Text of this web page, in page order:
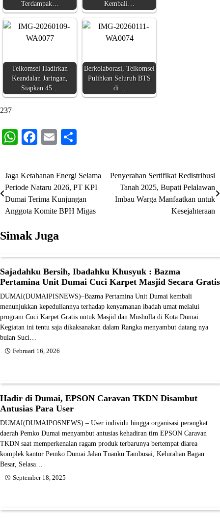
Terdampak… Kembali…
Telkomsel Hadirkan
Keandalan Jaringan,
Siapkan 45…
Berkolaborasi, Telkomsel
Pulihkan Seluruh BTS
di…
237
WhatsApp
Facebook
Email
Navigasi
pos
Jaga Ketahanan Energi Selama
Periode Nataru 2026, PT KPI
Dumai Terima Kunjungan
Anggota Komite BPH Migas
Penyerahan Sertifikat Redistribusi
Tanah 2025, Bupati Pelalawan
Imbau Warga Manfaatkan untuk
Kesejahteraan
Simak Juga
Sajadahku Bersih, Ibadahku Khusyuk : Bazma
Pertamina Unit Dumai Cuci Karpet Masjid Secara Gratis
DUMAI(DUMAIPISNEWS)–Bazma Pertamina Unit Dumai kembali
menunjukkan kepeduliannya terhadap kenyamanan ibadah umat melalui
program Cuci Karpet Gratis untuk Masjid dan Musholla di Kota Dumai.
Kegiatan ini tentu saja dikaksanakan dalam Rangka menyambut datang nya
bulan Suci…
Februari 16, 2026
Hadir di Dumai, EPSON Caravan TKDN Disambut
Antusias Para User
DUMAI(DUMAIPOSNEWS) – User individu hingga organisasi perangkat
daerah Pemko Dumai menyambut antusias kehadiran tim EPSON Caravan
TKDN saat memperkenalan ragam produk terbarunya bertempat diarea
komplek kantor Pemko Dumai Jalan Tuanku Tambusai, Kelurahan Bagan
Besar, Selasa…
September 18, 2025